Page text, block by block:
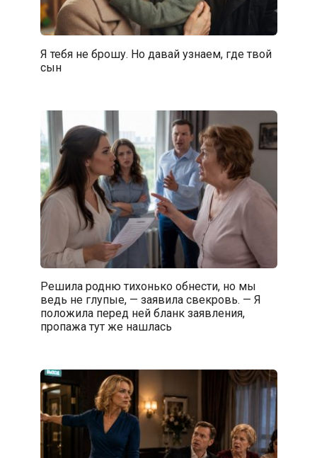
Я тебя не брошу. Но давай узнаем, где твой
сын
Решила родню тихонько обнести, но мы
ведь не глупые, — заявила свекровь. — Я
положила перед ней бланк заявления,
пропажа тут же нашлась